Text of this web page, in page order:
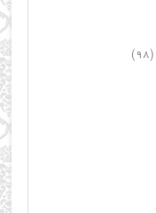
(98)